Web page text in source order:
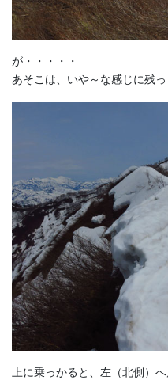
が・・・・・
あそこは、いや～な感じに残
上に乗っかると、左（北側）